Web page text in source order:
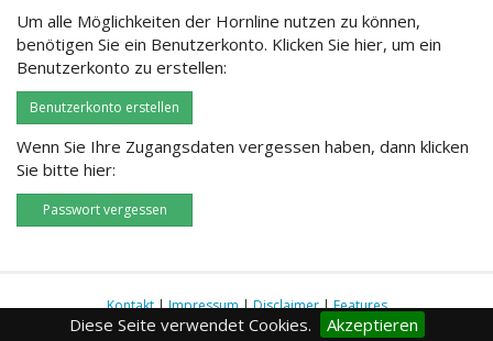
Diese Seite verwendet Cookies. Akzeptieren
Um alle Möglichkeiten der Hornline nutzen zu können,
benötigen Sie ein Benutzerkonto. Klicken Sie hier, um ein
Benutzerkonto zu erstellen:
Benutzerkonto erstellen
Wenn Sie Ihre Zugangsdaten vergessen haben, dann klicken
Sie bitte hier:
Passwort vergessen
Kontakt|Impressum|Disclaimer|Features